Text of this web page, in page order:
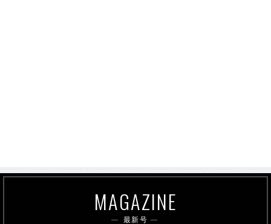
MAGAZINE
最新号